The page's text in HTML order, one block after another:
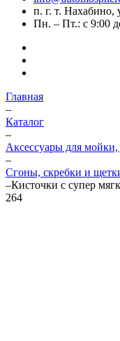
п. г. т. Нахабино,
Пн. – Пт.: с 9:00
Главная
–
Каталог
–
Аксессуары для мойки,
–
Сгоны, скребки и
–Кисточки с супер
264